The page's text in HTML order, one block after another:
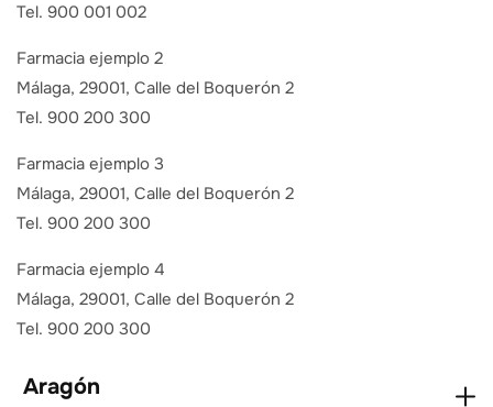
Tel. 900 001 002
Farmacia ejemplo 2
Málaga, 29001, Calle del Boquerón 2
Tel. 900 200 300
Farmacia ejemplo 3
Málaga, 29001, Calle del Boquerón 2
Tel. 900 200 300
Farmacia ejemplo 4
Málaga, 29001, Calle del Boquerón 2
Tel. 900 200 300
Aragón